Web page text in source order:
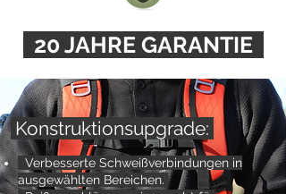
20 JAHRE GARANTIE
Konstruktionsupgrade:
Verbesserte Schweißverbindungen in
ausgewählten Bereichen.